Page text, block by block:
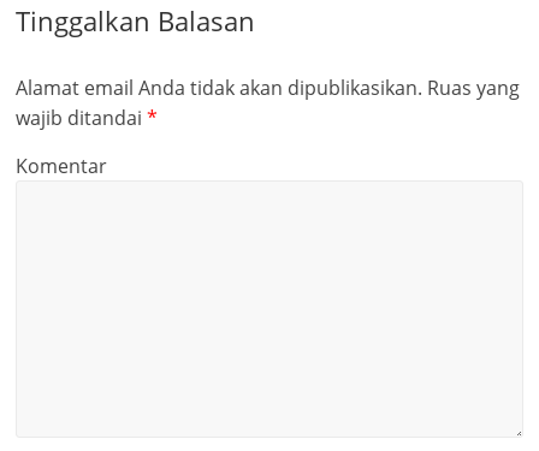
Tinggalkan Balasan
Alamat email Anda tidak akan dipublikasikan. Ruas yang
wajib ditandai*
Komentar